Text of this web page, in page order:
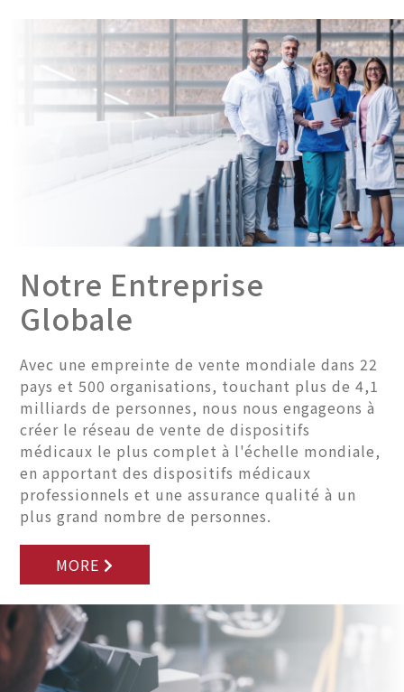
Notre Entreprise
Globale
Avec une empreinte de vente mondiale dans 22
pays et 500 organisations, touchant plus de 4,1
milliards de personnes, nous nous engageons à
créer le réseau de vente de dispositifs
médicaux le plus complet à l'échelle mondiale,
en apportant des dispositifs médicaux
professionnels et une assurance qualité à un
plus grand nombre de personnes.
MORE